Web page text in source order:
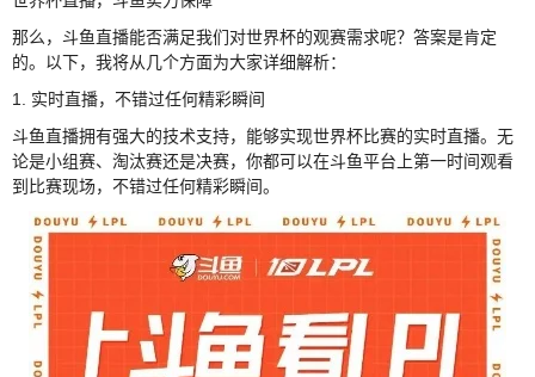
那么，斗鱼直播能否满足我们对世界杯的观赛需求呢？答案是肯定
的。以下，我将从几个方面为大家详细解析：
1. 实时直播，不错过任何精彩瞬间
斗鱼直播拥有强大的技术支持，能够实现世界杯比赛的实时直播。无
论是小组赛、淘汰赛还是决赛，你都可以在斗鱼平台上第一时间观看
到比赛现场，不错过任何精彩瞬间。